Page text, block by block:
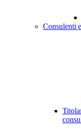
Consulenti